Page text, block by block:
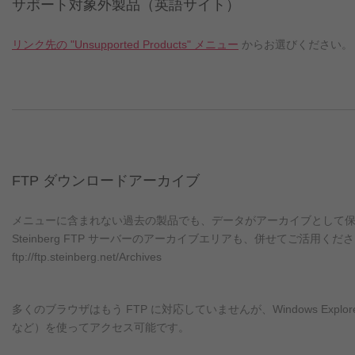
サポート対象外製品（英語サイト）
リンク先の "Unsupported Products" メニュー からお選びください。
FTP ダウンロードアーカイブ
メニューに含まれない過去の製品でも、データがアーカイブとして
Steinberg FTP サーバーのアーカイブエリアも、併せてご活用くだ
ftp://ftp.steinberg.net/Archives
多くのブラウザはもう FTP に対応していませんが、Windows
など）を使ってアクセス可能です。